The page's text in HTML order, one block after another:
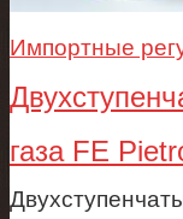
Импортные
газа FE